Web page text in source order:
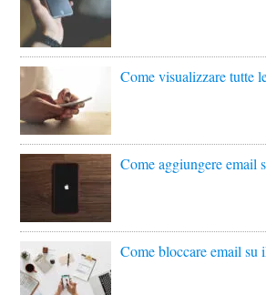
Come visualizzare tutte
Come aggiungere email
Come bloccare email su